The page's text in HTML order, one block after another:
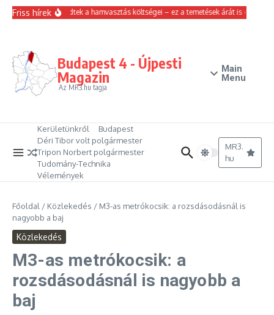
Ugrás a tartalomhoz
Friss hírekEmelkedtek a hamvasztás költségei – ez a temetések árát is érinti
Budapest 4 - Újpesti
Magazin
Az MR3.hu tagja
Main
Menu
Kerületünkről
Budapest
Déri Tibor volt polgármester
Tripon Norbert polgármester
Tudomány-Technika
Vélemények
MR3.
hu
Főoldal / Közlekedés / M3-as metrókocsik: a rozsdásodásnál is
nagyobb a baj
Közlekedés
M3-as metrókocsik: a
rozsdásodásnál is nagyobb a
baj